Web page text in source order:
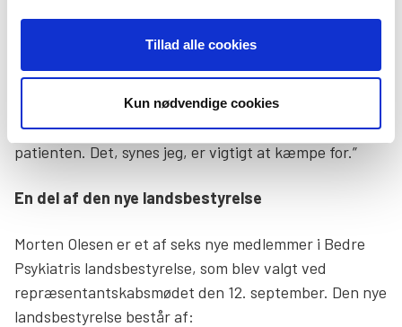
Tillad alle cookies
Kun nødvendige cookies
”Der er behov for en mere holistisk tilgang i
behandlingen, og der er behov for, at man ser på
familien som helhed fremfor kun at kigge på
patienten. Det, synes jeg, er vigtigt at kæmpe for.”
En del af den nye landsbestyrelse
Morten Olesen er et af seks nye medlemmer i Bedre
Psykiatris landsbestyrelse, som blev valgt ved
repræsentantskabsmødet den 12. september. Den nye
landsbestyrelse består af: